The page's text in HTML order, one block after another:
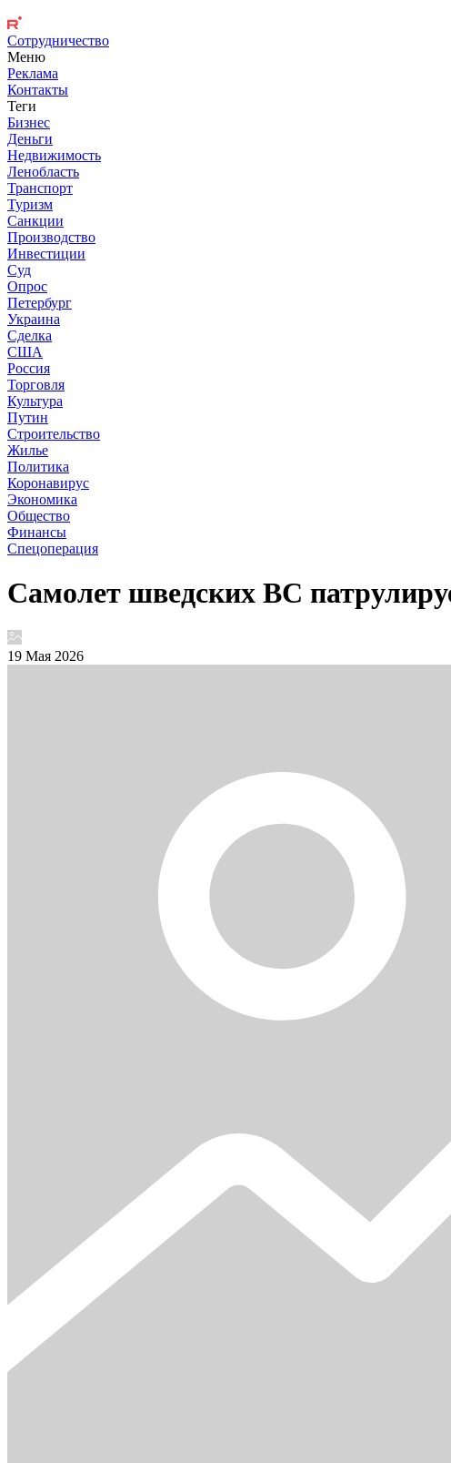
Сотрудничество
Меню
Реклама
Контакты
Теги
Бизнес
Деньги
Недвижимость
Ленобласть
Транспорт
Туризм
Санкции
Производство
Инвестиции
Суд
Опрос
Петербург
Украина
Сделка
США
Россия
Торговля
Культура
Путин
Строительство
Жилье
Политика
Коронавирус
Экономика
Общество
Финансы
Спецоперация
Самолет шведских ВС
19 Мая 2026